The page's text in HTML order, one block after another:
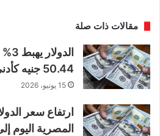
مقالات ذات صلة
50.44 جنيه كأدنى مستوى في 100 يوم
15 يونيو، 2026
ارتفاع سعر
المصرية اليوم إلى 50.88